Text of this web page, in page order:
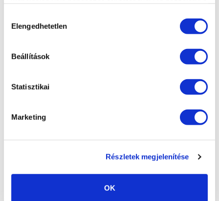
kiválasztása
Elengedhetetlen
Beállítások
Statisztikai
Marketing
Részletek megjelenítése
OK